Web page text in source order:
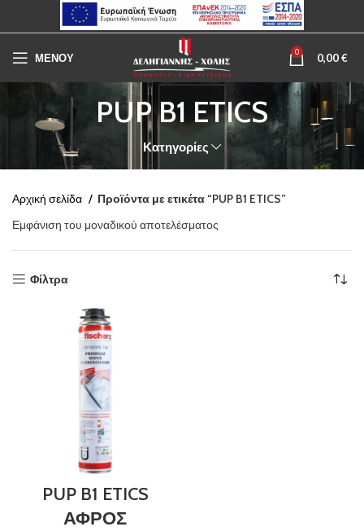
ΜΕΝΟΥ 0 0,00€
PUP B1 ETICS
Κατηγορίες
Αρχική σελίδα
Προϊόντα με ετικέτα “PUP B1 ETICS”
Εμφάνιση του μοναδικού αποτελέσματος
Φίλτρα
PUP B1 ETICS
ΑΦΡΟΣ